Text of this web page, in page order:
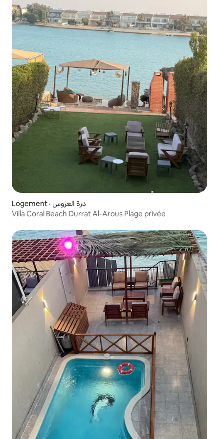
Logement · درة العروس
Villa Coral Beach Durrat Al-Arous Plage privée